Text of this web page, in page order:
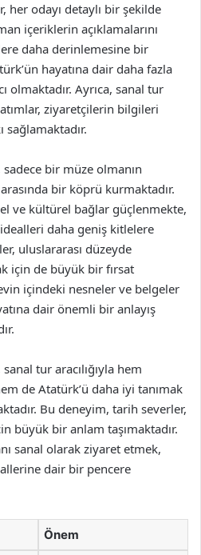
her odayı detaylı bir şekilde
içeriklerin açıklamalarını
daha derinlemesine bir
hayatına dair daha fazla
olmaktadır. Ayrıca, sanal tur
ziyaretçilerin bilgileri
sağlamaktadır.
bir müze olmanın
bir köprü kurmaktadır.
ve kültürel bağlar güçlenmekte,
daha geniş kitlelere
uluslararası düzeyde
için de büyük bir fırsat
içindeki nesneler ve belgeler
dair önemli bir anlayış
tur aracılığıyla hem
de Atatürk’ü daha iyi tanımak
Bu deneyim, tarih severler,
büyük bir anlam taşımaktadır.
sanal olarak ziyaret etmek,
dair bir pencere
Önem